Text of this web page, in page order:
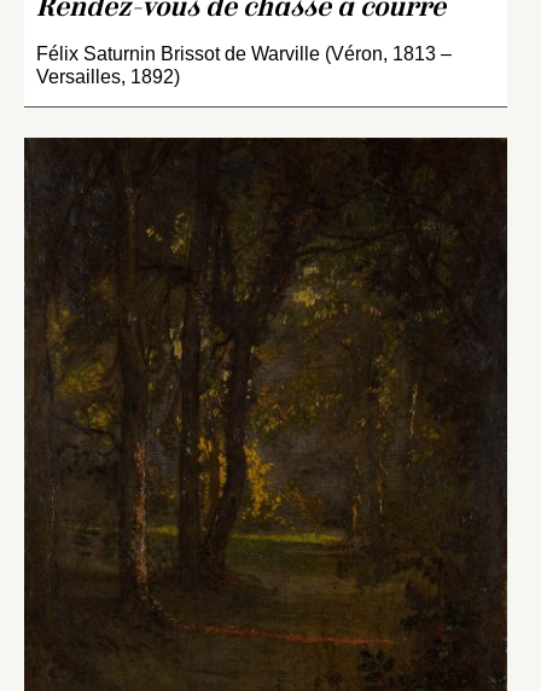
Rendez-vous de chasse à courre
Félix Saturnin Brissot de Warville (Véron, 1813 –
Versailles, 1892)